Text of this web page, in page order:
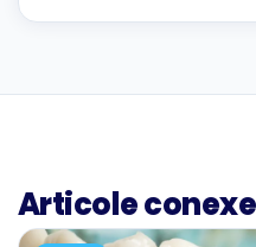
Articole conexe